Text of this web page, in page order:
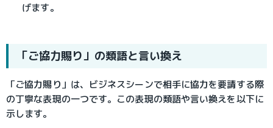
げます。
「ご協力賜り」の類語と言い換え
「ご協力賜り」は、ビジネスシーンで相手に協力を要請する際
の丁寧な表現の一つです。この表現の類語や言い換えを以下に
示します。